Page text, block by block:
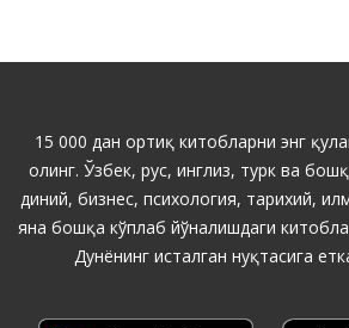
15 000 дан ортиқ китобларни энг
олинг. Ўзбек, рус, инглиз, турк ва
диний, бизнес, психология, тарихий,
яна бошқа кўплаб йўналишдаги
Дунёнинг исталган нуқтасига